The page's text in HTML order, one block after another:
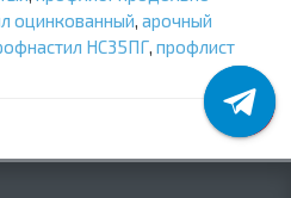
оцинкованный, арочный
НС35ПГ, профлист